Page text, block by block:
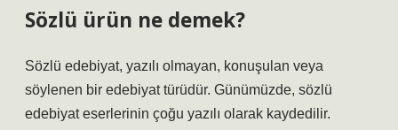
Sözlü ürün ne demek?
Sözlü edebiyat, yazılı olmayan, konuşulan veya
söylenen bir edebiyat türüdür. Günümüzde, sözlü
edebiyat eserlerinin çoğu yazılı olarak kaydedilir.